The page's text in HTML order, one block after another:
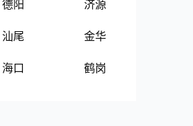
德阳 济源
汕尾 金华
海口 鹤岗